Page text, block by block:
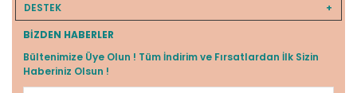
DESTEK
BIZDEN HABERLER
Bültenimize Üye Olun ! Tüm İndirim ve Fırsatlardan İlk Sizin
Haberiniz Olsun !